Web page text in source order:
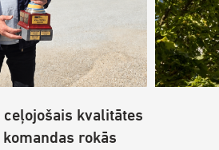
kvalitātes
rokās